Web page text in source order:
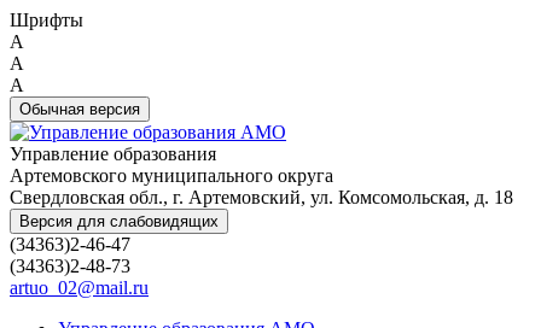
Шрифты
A
A
A
Обычная версия
Управление образования
Артемовского муниципального округа
Свердловская обл., г. Артемовский, ул. Комсомольская, д. 18
Версия для слабовидящих
(34363)2-46-47
(34363)2-48-73
artuo_02@mail.ru